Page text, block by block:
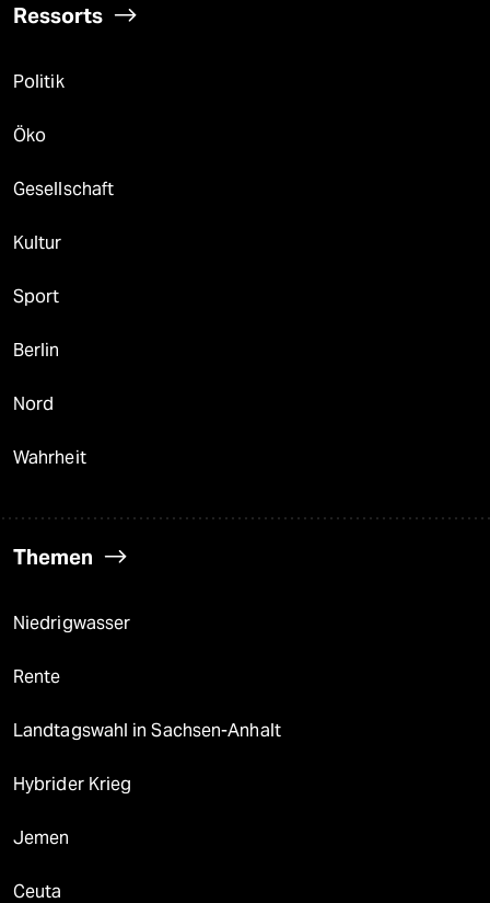
Ressorts
Politik
Öko
Gesellschaft
Kultur
Sport
Berlin
Nord
Wahrheit
Themen
Niedrigwasser
Rente
Landtagswahl in Sachsen-Anhalt
Hybrider Krieg
Jemen
Ceuta